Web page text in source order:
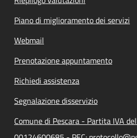
Piano di miglioramento dei servizi
Webmail
Prenotazione appuntamento
Richiedi assistenza
Segnalazione disservizio
Comune di Pescara - Partita IVA